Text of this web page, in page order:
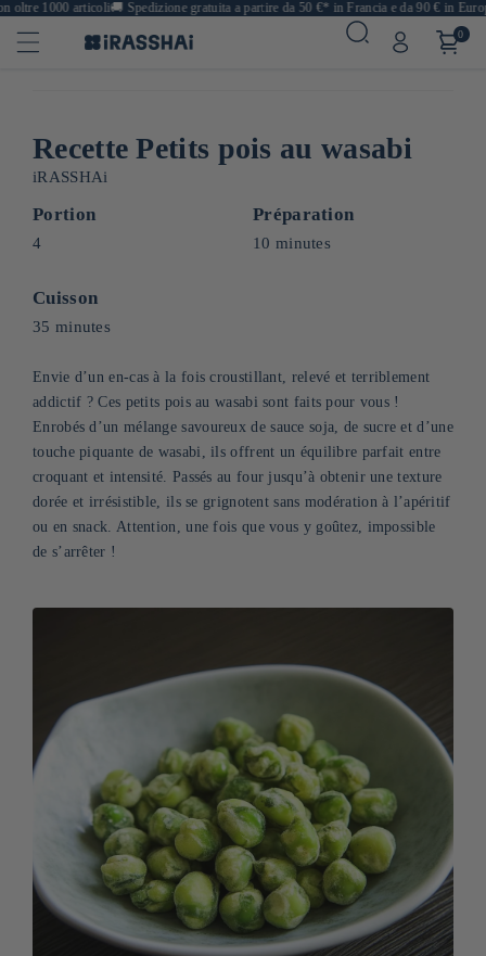
1000 articoli🚚Spedizione gratuita a partire da 50 €* in Francia e da 90 € in Europa
0
Recette Petits pois au wasabi
iRASSHAi
Portion
4
Préparation
10 minutes
Cuisson
35 minutes
Envie d’un en-cas à la fois croustillant, relevé et terriblement
addictif ? Ces petits pois au wasabi sont faits pour vous !
Enrobés d’un mélange savoureux de sauce soja, de sucre et d’une
touche piquante de wasabi, ils offrent un équilibre parfait entre
croquant et intensité. Passés au four jusqu’à obtenir une texture
dorée et irrésistible, ils se grignotent sans modération à l’apéritif
ou en snack. Attention, une fois que vous y goûtez, impossible
de s’arrêter !